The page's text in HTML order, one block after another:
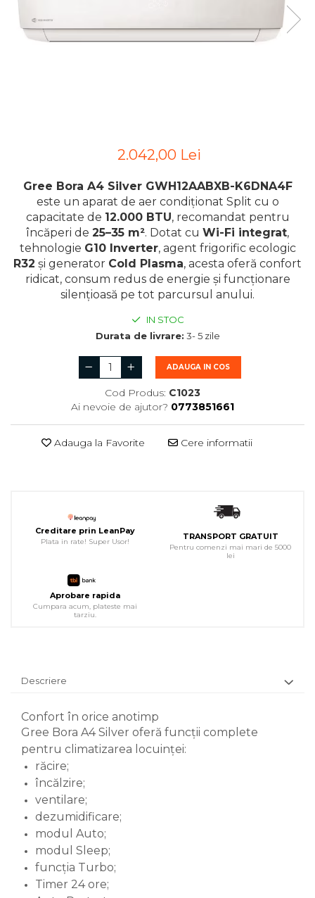
2.042,00 Lei
Gree Bora A4 Silver GWH12AABXB-K6DNA4F
este un aparat de aer condiționat Split cu o
capacitate de 12.000 BTU, recomandat pentru
încăperi de 25–35 m². Dotat cu Wi-Fi integrat,
tehnologie G10 Inverter, agent frigorific ecologic
R32 și generator Cold Plasma, acesta oferă confort
ridicat, consum redus de energie și funcționare
silențioasă pe tot parcursul anului.
IN STOC
Durata de livrare: 3- 5 zile
ADAUGA IN COS
Cod Produs: C1023
Ai nevoie de ajutor? 0773851661
Adauga la Favorite Cere informatii
Creditare prin LeanPay
Plata in rate! Super Usor!
TRANSPORT GRATUIT
Pentru comenzi mai mari de 5000
lei
Aprobare rapida
Cumpara acum, plateste mai
tarziu.
Descriere
Confort în orice anotimp
Gree Bora A4 Silver oferă funcții complete
pentru climatizarea locuinței:
răcire;
încălzire;
ventilare;
dezumidificare;
modul Auto;
modul Sleep;
funcția Turbo;
Timer 24 ore;